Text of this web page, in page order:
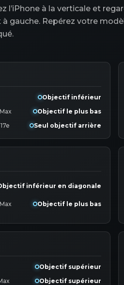
l’iPhone à la verticale et
à gauche. Repérez votre
Objectif inférieur
Objectif le plus bas
Seul objectif arrière
inférieur en diagonale
Objectif le plus bas
Objectif supérieur
Objectif supérieur